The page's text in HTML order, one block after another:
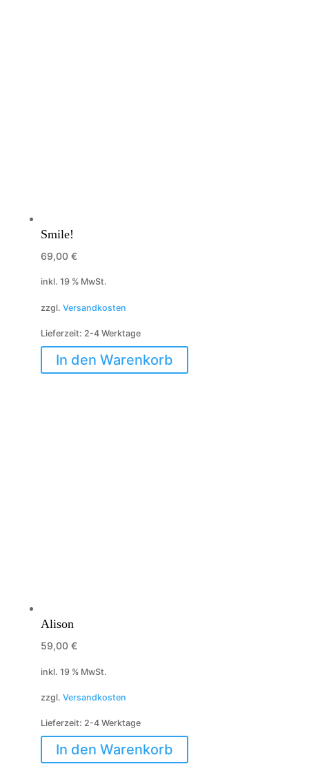
Smile!
69,00 €
inkl. 19 % MwSt.
zzgl. Versandkosten
Lieferzeit: 2-4 Werktage
In den Warenkorb
Alison
59,00 €
inkl. 19 % MwSt.
zzgl. Versandkosten
Lieferzeit: 2-4 Werktage
In den Warenkorb